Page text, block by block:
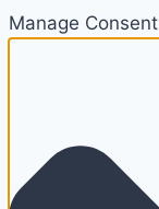
Manage Consent